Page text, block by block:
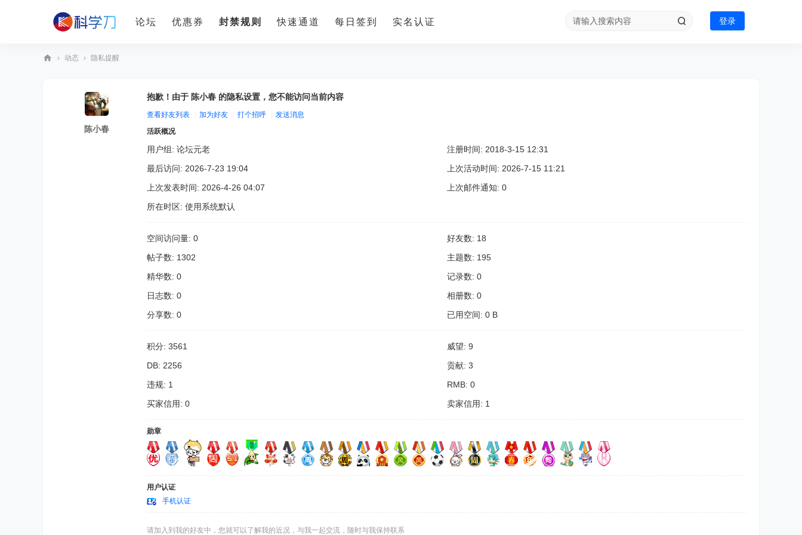
论坛 优惠券 封禁规则 快速通道 每日签到 实名认证 登录
› 动态 › 隐私提醒
陈小春
抱歉！由于 陈小春 的隐私设置，您不能访问当前内容
查看好友列表 加为好友 打个招呼
发送消息
活跃概况
用户组: 论坛元老
注册时间: 2018-3-15 12:31
最后访问: 2026-7-23 19:04
上次活动时间: 2026-7-15 11:21
上次发表时间: 2026-4-26 04:07
上次邮件通知: 0
所在时区: 使用系统默认
空间访问量: 0
好友数: 18
帖子数: 1302
主题数: 195
精华数: 0
记录数: 0
日志数: 0
相册数: 0
分享数: 0
已用空间: 0 B
积分: 3561
威望: 9
DB: 2256
贡献: 3
违规: 1
RMB: 0
买家信用: 0
卖家信用: 1
勋章
用户认证
手机认证
请加入到我的好友中，您就可以了解我的近况，与我一起交流，随时与我保持联系